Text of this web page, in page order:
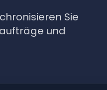
Sie
und